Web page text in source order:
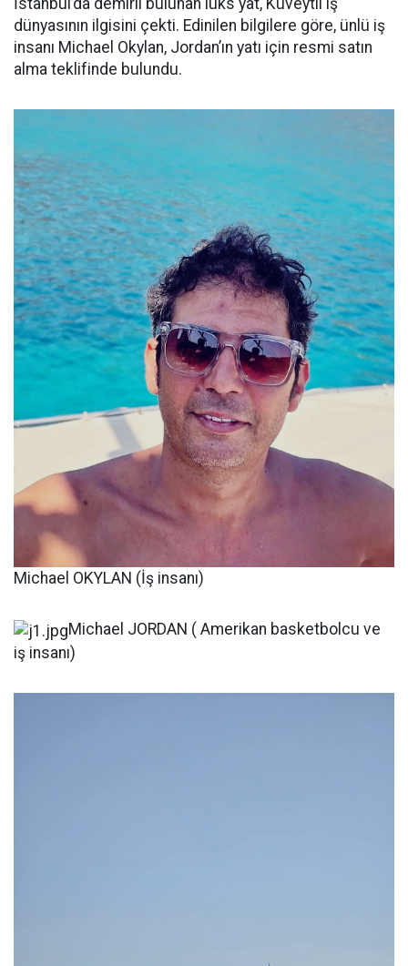
İstanbul’da demirli bulunan lüks yat, Kuveytli iş
dünyasının ilgisini çekti. Edinilen bilgilere göre, ünlü iş
insanı Michael Okylan, Jordan’ın yatı için resmi satın
alma teklifinde bulundu.
Michael OKYLAN (İş insanı)
Michael JORDAN ( Amerikan basketbolcu ve
iş insanı)